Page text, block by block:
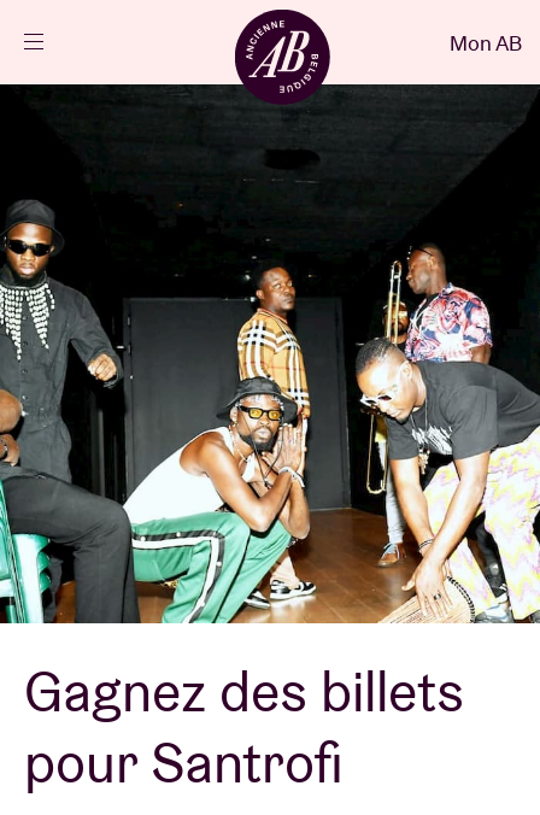
Projets
Actualités
Infos visiteurs
AB ❤ you
Location de salles
BRDCST
ABtv
Mon AB
Gagnez des billets
pour Santrofi